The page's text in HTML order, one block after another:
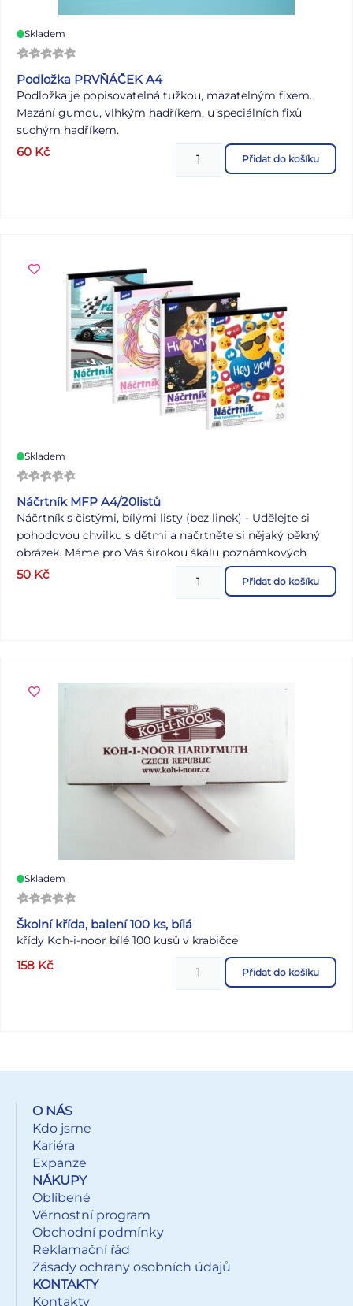
Skladem
Podložka PRVŇÁČEK A4
Podložka je popisovatelná tužkou, mazatelným fixem.
Mazání gumou, vlhkým hadříkem, u speciálních fixů
suchým hadříkem.
Materiál: PVC tvrdé, tloušťka 0,3 mm + papír
60 Kč Přidat do košíku
Skladem
Náčrtník MFP A4/20listů
Náčrtník s čistými, bílými listy (bez linek) - Udělejte si
pohodovou chvilku s dětmi a načrtněte si nějaký pěkný
obrázek. Máme pro Vás širokou škálu poznámkových
bloků, trhacích bloků, záznamových knih, a to dokonce v
různých velikostech. Nezapomeňte si u nás zakoupit také
50 Kč Přidat do košíku
Skladem
Školní křída, balení 100 ks, bílá
křídy Koh-i-noor bílé 100 kusů v krabičce
158 Kč Přidat do košíku
O NÁS
Kdo jsme
Kariéra
Expanze
NÁKUPY
Oblíbené
Věrnostní program
Obchodní podmínky
Reklamační řád
Zásady ochrany osobních údajů
KONTAKTY
Kontakty